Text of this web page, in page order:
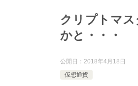
クリプトマ
かと・・・
公開日： 2018年4月18日
仮想通貨